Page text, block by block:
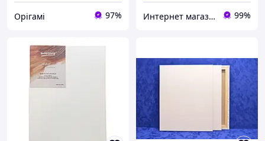
Орігамі 97% Интернет магазин «Art-market.pro» 99%